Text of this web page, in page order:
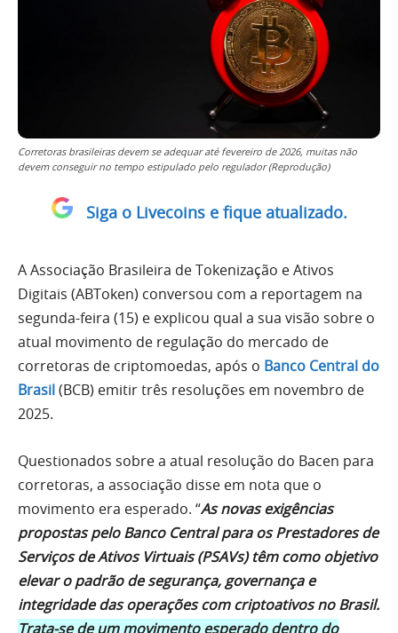
Corretoras brasileiras devem se adequar até fevereiro de 2026, muitas não
devem conseguir no tempo estipulado pelo regulador (Reprodução)
Siga o Livecoins e fique atualizado.
A Associação Brasileira de Tokenização e Ativos
Digitais (ABToken) conversou com a reportagem na
segunda-feira (15) e explicou qual a sua visão sobre o
atual movimento de regulação do mercado de
corretoras de criptomoedas, após o Banco Central do
Brasil(BCB) emitir três resoluções em novembro de
2025.
Questionados sobre a atual resolução do Bacen para
corretoras, a associação disse em nota que o
movimento era esperado. “As novas exigências
propostas pelo Banco Central para os Prestadores de
Serviços de Ativos Virtuais (PSAVs) têm como objetivo
elevar o padrão de segurança, governança e
integridade das operações com criptoativos no Brasil.
Trata-se de um movimento esperado dentro do